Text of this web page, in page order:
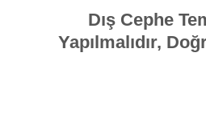
Dış Cephe
Yapılmalıdır,